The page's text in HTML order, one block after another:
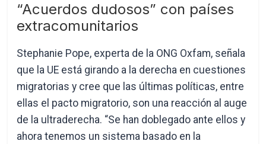
“Acuerdos dudosos” con países
extracomunitarios
Stephanie Pope, experta de la ONG Oxfam, señala
que la UE está girando a la derecha en cuestiones
migratorias y cree que las últimas políticas, entre
ellas el pacto migratorio, son una reacción al auge
de la ultraderecha. “Se han doblegado ante ellos y
ahora tenemos un sistema basado en la